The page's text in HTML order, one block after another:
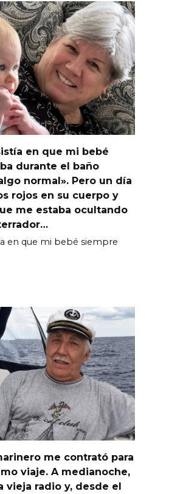
en que mi bebé
durante el baño
normal». Pero un día
rojos en su cuerpo y
me estaba ocultando
en que mi bebé siempre
me contrató para
viaje. A medianoche,
vieja radio y, desde el